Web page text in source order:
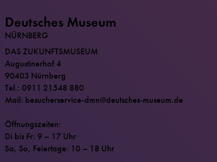
Deutsches Museum
NÜRNBERG
DAS ZUKUNFTSMUSEUM
Augustinerhof 4
90403 Nürnberg
Tel.: 0911 21548 880
Mail: besucherservice-dmn@deutsches-museum.de
Öffnungszeiten:
Di bis Fr: 9 – 17 Uhr
Sa, So, Feiertage: 10 – 18 Uhr